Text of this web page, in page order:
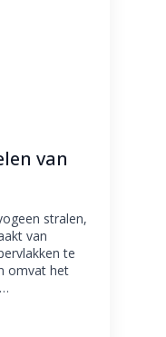
van
stralen,
van
te
omvat het